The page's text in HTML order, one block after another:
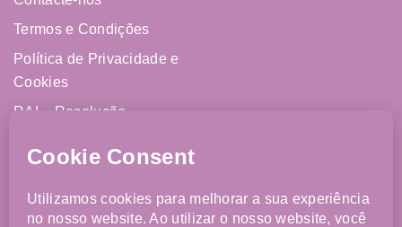
Termos e Condições
Política de Privacidade e
Cookies
RAL - Resolução
Livro de Reclamações